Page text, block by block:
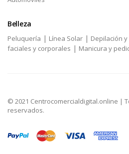
Belleza
Peluquería | Línea Solar | Depilación
faciales y corporales | Manicura y
© 2021 Centrocomercialdigital.online |
reservados.